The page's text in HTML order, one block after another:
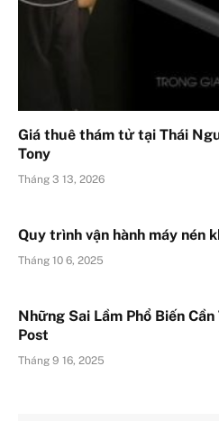
Giá thuê thám tử tại Thái
Tony
Tháng 3 13, 2026
Quy trình vận hành máy nén
Tháng 10 6, 2025
Những Sai Lầm Phổ Biến
Post
Tháng 9 16, 2025